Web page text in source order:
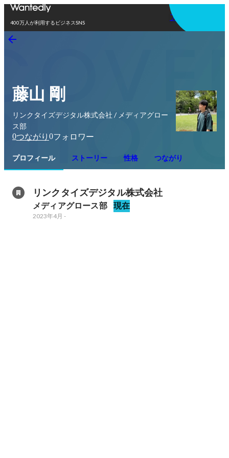
400万人が利用するビジネスSNS
アプリを使う
藤山 剛
リンクタイズデジタル株式会社 / メディアグロー
ス部
0つながり 0フォロワー
プロフィール ストーリー 性格 つながり
リンクタイズデジタル株式会社
メディアグロース部 現在
2023年4月 -